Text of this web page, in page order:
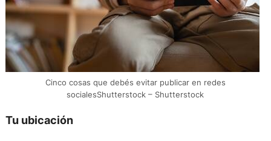
Cinco cosas que debés evitar publicar en redes
socialesShutterstock – Shutterstock
Tu ubicación